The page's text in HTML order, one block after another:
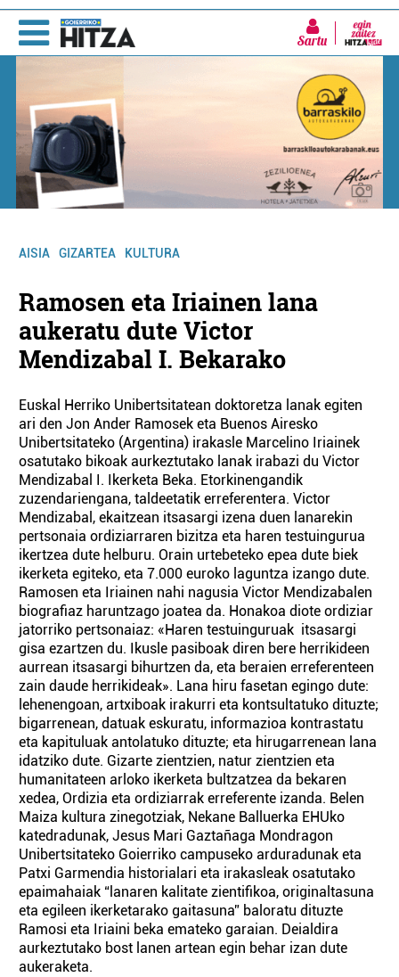
Sartu
AISIA GIZARTEA KULTURA
Ramosen eta Iriainen lana
aukeratu dute Victor
Mendizabal I. Bekarako
Euskal Herriko Unibertsitatean doktoretza lanak egiten
ari den Jon Ander Ramosek eta Buenos Airesko
Unibertsitateko (Argentina) irakasle Marcelino Iriainek
osatutako bikoak aurkeztutako lanak irabazi du Victor
Mendizabal I. Ikerketa Beka. Etorkinengandik
zuzendariengana, taldeetatik erreferentera. Victor
Mendizabal, ekaitzean itsasargi izena duen lanarekin
pertsonaia ordiziarraren bizitza eta haren testuingurua
ikertzea dute helburu. Orain urtebeteko epea dute biek
ikerketa egiteko, eta 7.000 euroko laguntza izango dute.
Ramosen eta Iriainen nahi nagusia Victor Mendizabalen
biografiaz haruntzago joatea da. Honakoa diote ordiziar
jatorriko pertsonaiaz: «Haren testuinguruak itsasargi
gisa ezartzen du. Ikusle pasiboak diren bere herrikideen
aurrean itsasargi bihurtzen da, eta beraien erreferenteen
zain daude herrikideak». Lana hiru fasetan egingo dute:
lehenengoan, artxiboak irakurri eta kontsultatuko dituzte;
bigarrenean, datuak eskuratu, informazioa kontrastatu
eta kapituluak antolatuko dituzte; eta hirugarrenean lana
idatziko dute. Gizarte zientzien, natur zientzien eta
humanitateen arloko ikerketa bultzatzea da bekaren
xedea, Ordizia eta ordiziarrak erreferente izanda. Belen
Maiza kultura zinegotziak, Nekane Balluerka EHUko
katedradunak, Jesus Mari Gaztañaga Mondragon
Unibertsitateko Goierriko campuseko arduradunak eta
Patxi Garmendia historialari eta irakasleak osatutako
epaimahaiak “lanaren kalitate zientifikoa, originaltasuna
eta egileen ikerketarako gaitasuna” baloratu dituzte
Ramosi eta Iriaini beka emateko garaian. Deialdira
aurkeztutako bost lanen artean egin behar izan dute
aukeraketa.